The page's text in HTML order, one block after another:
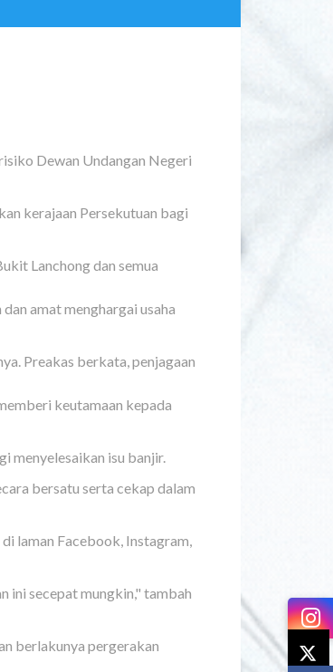
Dewan Undangan Negeri
kerajaan Persekutuan bagi
Lanchong dan semua
amat menghargai usaha
Preakas berkata, penjagaan
keutamaan kepada
menyelesaikan isu banjir.
bersatu serta cekap dalam
laman Facebook, Instagram,
ini secepat mungkin," tambah
berlakunya pergerakan